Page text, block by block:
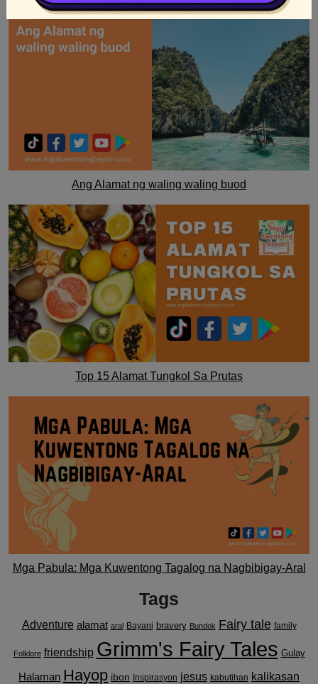
Ang Alamat ng waling waling buod
Top 15 Alamat Tungkol Sa Prutas
Mga Pabula: Mga Kuwentong Tagalog na Nagbibigay-Aral
Tags
Adventure alamat aral Bayani bravery Bundok Fairy tale family
Folklore friendship Grimm's Fairy Tales Gulay
Halaman Hayop ibon Inspirasyon jesus kabutihan kalikasan